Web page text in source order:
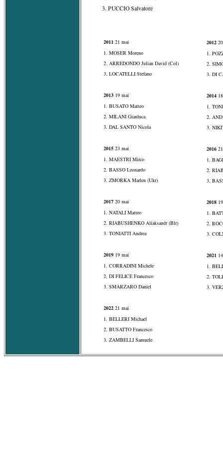
3. PUCCIO Salvatore
2011 21 mai
1. MOSER Moreno
2. ARREDONDO Julian David (Col)
3. LOCATELLI Stefano
2013 19 mai
1. BUSATO Matteo
2. MILANI Gianluca
3. DAL SANTO Nicola
2015 23 mai
1. MAESTRI Mirco
2. BASSO Leonardo
3. ZMORKA Marlen (Ukr)
2017 20 mai
1. NATALI Matteo
2. RIABUSHENKO Aliaksandr (Blr)
3. TONIATTI Andrea
2019 19 mai
1. CORRADINI Michele
2. DI FELICE Francesco
3. SMARZARO Daniel
2022 21 mai
1. BELLERI Michael
2. BUSATTO Francesco
3. ZAMBELLI Samuele
2012
1.
2.
3. DI
2014
1.
2.
3.
2016
1.
2.
3.
2018
1.
2.
3.
2021
1.
2.
3.